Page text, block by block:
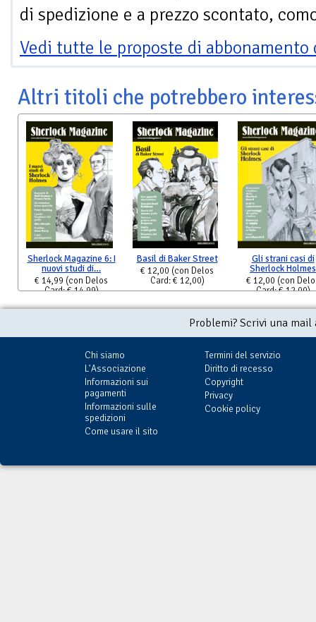
di spedizione e a prezzo scontato,
Vedi tutte le proposte di
Altri titoli che potrebbero
Sherlock Magazine 6: I
nuovi studi di…
€ 14,99 (con Delos
Card: € 14,99)
Basil di Baker Street
€ 12,00 (con Delos
Card: € 12,00)
Gli strani casi di
Sherlock Holmes
€ 12,00 (con
Card: € 12,00)
Problemi? Scrivi una
Chi siamo
L'Associazione
Informazioni sui
pagamenti
Informazioni sulle
spedizioni
Come usare il sito
Termini del servizio
Diritto di recesso
Copyright
Privacy
Cookie policy